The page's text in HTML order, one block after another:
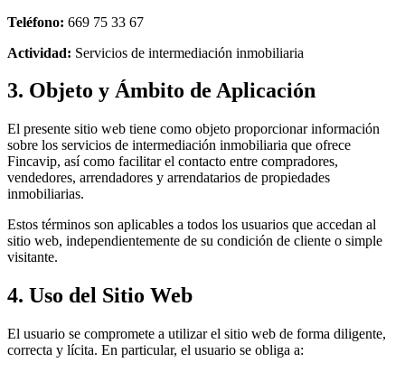
Teléfono: 669 75 33 67
Actividad: Servicios de intermediación inmobiliaria
3. Objeto y Ámbito de Aplicación
El presente sitio web tiene como objeto proporcionar información
sobre los servicios de intermediación inmobiliaria que ofrece
Fincavip, así como facilitar el contacto entre compradores,
vendedores, arrendadores y arrendatarios de propiedades
inmobiliarias.
Estos términos son aplicables a todos los usuarios que accedan al
sitio web, independientemente de su condición de cliente o simple
visitante.
4. Uso del Sitio Web
El usuario se compromete a utilizar el sitio web de forma diligente,
correcta y lícita. En particular, el usuario se obliga a: